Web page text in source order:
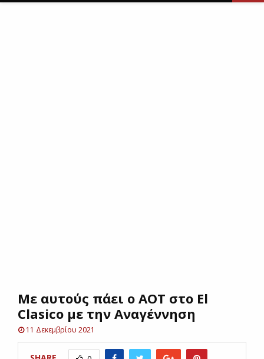
UΜε αυτούς πάει ο ΑΟΤ στο El
Clasico με την Αναγέννηση
11 Δεκεμβρίου 2021